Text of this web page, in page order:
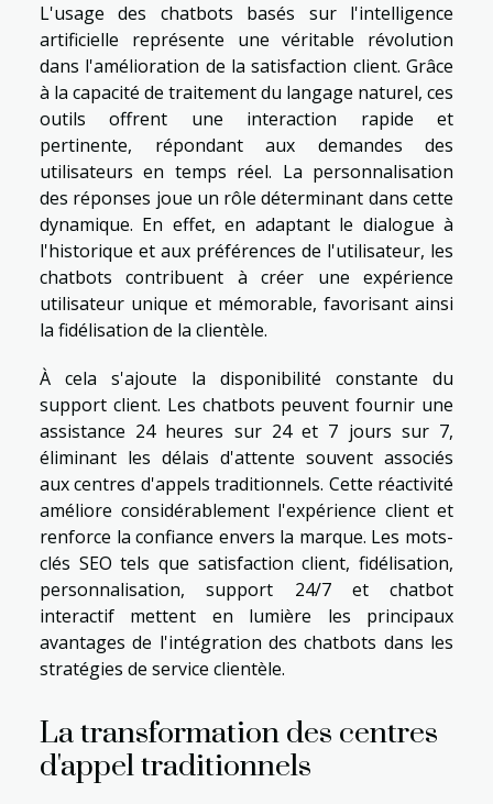
L'usage des chatbots basés sur l'intelligence
artificielle représente une véritable révolution
dans l'amélioration de la satisfaction client. Grâce
à la capacité de traitement du langage naturel, ces
outils offrent une interaction rapide et
pertinente, répondant aux demandes des
utilisateurs en temps réel. La personnalisation
des réponses joue un rôle déterminant dans cette
dynamique. En effet, en adaptant le dialogue à
l'historique et aux préférences de l'utilisateur, les
chatbots contribuent à créer une expérience
utilisateur unique et mémorable, favorisant ainsi
la fidélisation de la clientèle.
À cela s'ajoute la disponibilité constante du
support client. Les chatbots peuvent fournir une
assistance 24 heures sur 24 et 7 jours sur 7,
éliminant les délais d'attente souvent associés
aux centres d'appels traditionnels. Cette réactivité
améliore considérablement l'expérience client et
renforce la confiance envers la marque. Les mots-
clés SEO tels que satisfaction client, fidélisation,
personnalisation, support 24/7 et chatbot
interactif mettent en lumière les principaux
avantages de l'intégration des chatbots dans les
stratégies de service clientèle.
La transformation des centres
d'appel traditionnels